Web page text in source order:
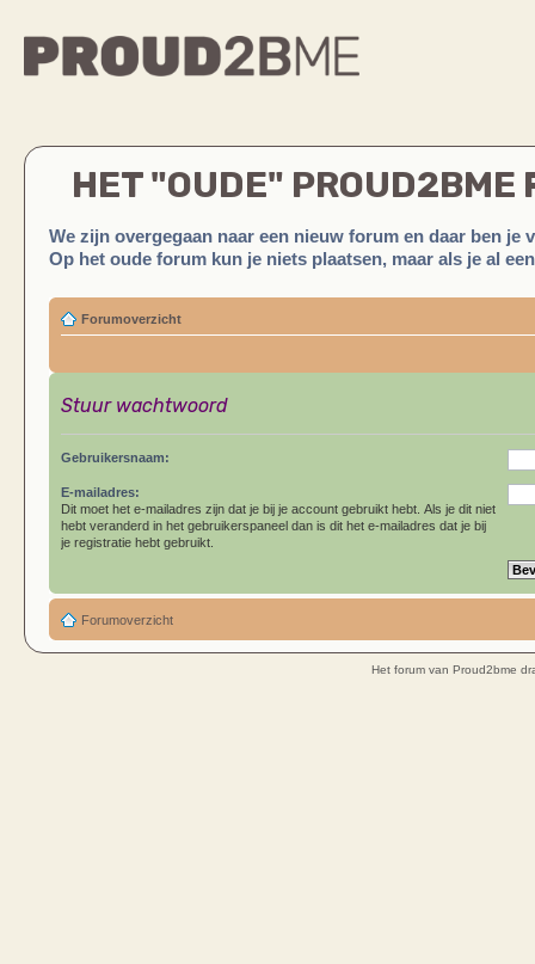
HET "OUDE" PROUD2BME
We zijn overgegaan naar een nieuw forum en daar ben je
Op het oude forum kun je niets plaatsen, maar als je al
Forumoverzicht
Stuur wachtwoord
Gebruikersnaam:
E-mailadres:
Dit moet het e-mailadres zijn dat je bij je account gebruikt hebt. Als je dit niet
hebt veranderd in het gebruikerspaneel dan is dit het e-mailadres dat je bij
je registratie hebt gebruikt.
Forumoverzicht
Het forum van Proud2bme